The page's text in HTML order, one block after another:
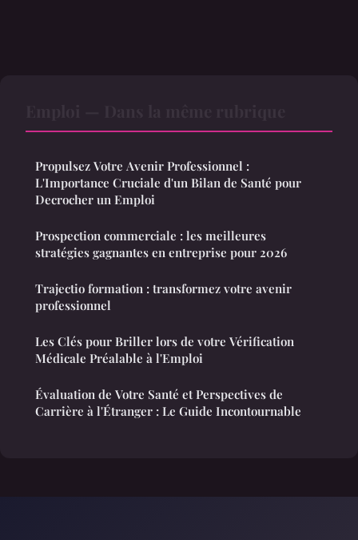
Propulsez Votre Avenir Professionnel :
L'Importance Cruciale d'un Bilan de Santé pour
Decrocher un Emploi
Prospection commerciale : les meilleures
stratégies gagnantes en entreprise pour 2026
Trajectio formation : transformez votre avenir
professionnel
Les Clés pour Briller lors de votre Vérification
Médicale Préalable à l'Emploi
Évaluation de Votre Santé et Perspectives de
Carrière à l'Étranger : Le Guide Incontournable